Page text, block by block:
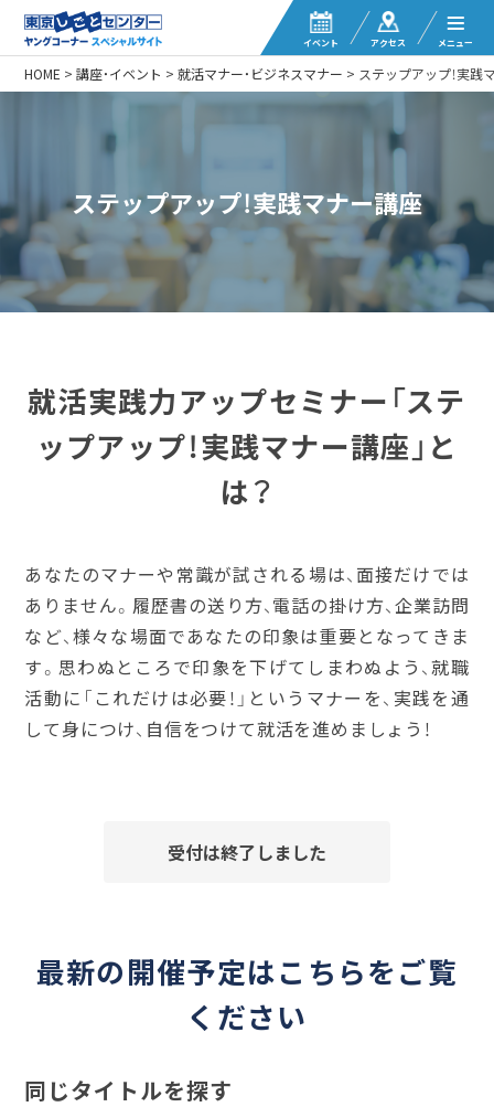
イベント アクセス メニュー
HOME >講座・イベント >就活マナー・ビジネスマナー > ステップアップ！実践
ステップアップ！実践マナー講座
就活実践力アップセミナー「ステ
ップアップ！実践マナー講座」と
は？
あなたのマナーや常識が試される場は、面接だけでは
ありません。履歴書の送り方、電話の掛け方、企業訪問
など、様々な場面であなたの印象は重要となってきま
す。思わぬところで印象を下げてしまわぬよう、就職
活動に「これだけは必要！」というマナーを、実践を通
して身につけ、自信をつけて就活を進めましょう！
受付は終了しました
最新の開催予定はこちらをご覧
ください
同じタイトルを探す